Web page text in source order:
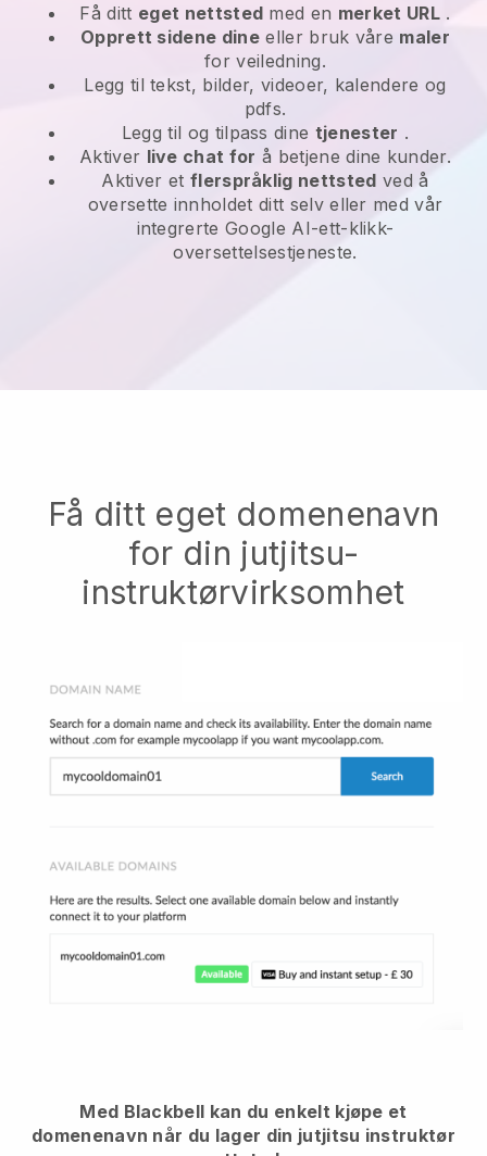
Få ditt eget nettsted med en merket URL.
Opprett sidene dine eller bruk våre maler
for veiledning.
Legg til tekst, bilder, videoer, kalendere og
pdfs.
Legg til og tilpass dine tjenester .
Aktiver live chat for å betjene dine kunder.
Aktiver et flerspråklig nettsted ved å
oversette innholdet ditt selv eller med vår
integrerte Google AI-ett-klikk-
oversettelsestjeneste.
Få ditt eget domenenavn
for din jutjitsu-
instruktørvirksomhet
Med Blackbell kan du enkelt kjøpe et
domenenavn når du lager din jutjitsu instruktør